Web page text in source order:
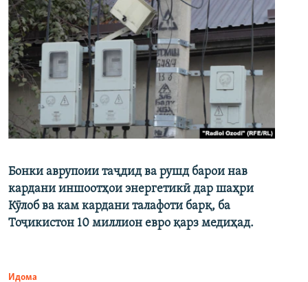
Бонки аврупоии таҷдид ва рушд барои нав
кардани иншоотҳои энергетикӣ дар шаҳри
Кӯлоб ва кам кардани талафоти барқ, ба
Тоҷикистон 10 миллион евро қарз медиҳад.
Идома